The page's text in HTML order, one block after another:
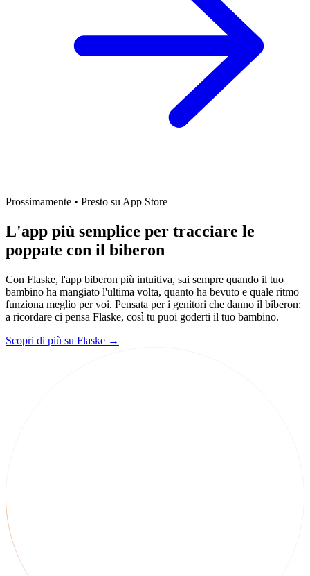
Prossimamente • Presto su App Store
L'app più semplice per tracciare le
poppate con il biberon
Con Flaske, l'app biberon più intuitiva, sai sempre quando il tuo
bambino ha mangiato l'ultima volta, quanto ha bevuto e quale ritmo
funziona meglio per voi. Pensata per i genitori che danno il biberon:
a ricordare ci pensa Flaske, così tu puoi goderti il tuo bambino.
Scopri di più su Flaske →